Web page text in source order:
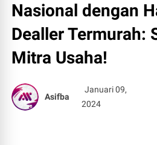
Nasional dengan
Dealler Termurah:
Mitra Usaha!
Asifba
Januari 09,
2024